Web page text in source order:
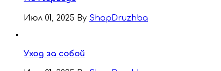
Июл 01, 2025 By ShopDruzhba
Уход за собой